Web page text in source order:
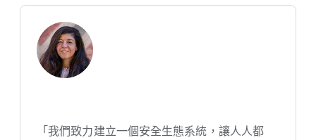
「我們​致力​建立​一​個​安全​生態​系統，​讓​人​人​都​